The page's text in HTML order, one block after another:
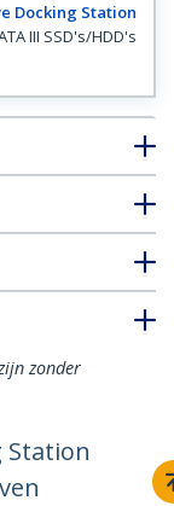
Docking Station
III SSD's/HDD's
zonder
Station